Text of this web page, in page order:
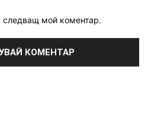
следващ мой коментар.